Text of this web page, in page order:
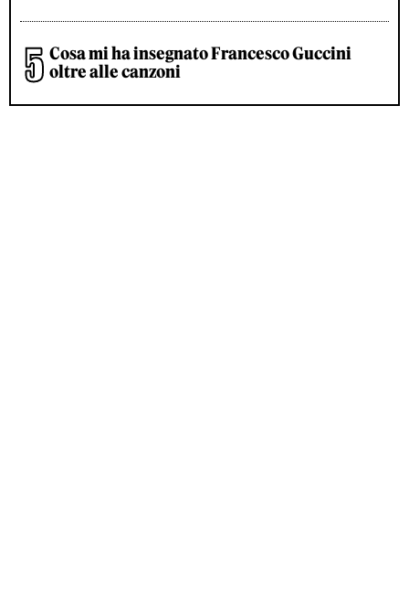
Cosa mi ha insegnato Francesco Guccini
oltre alle canzoni